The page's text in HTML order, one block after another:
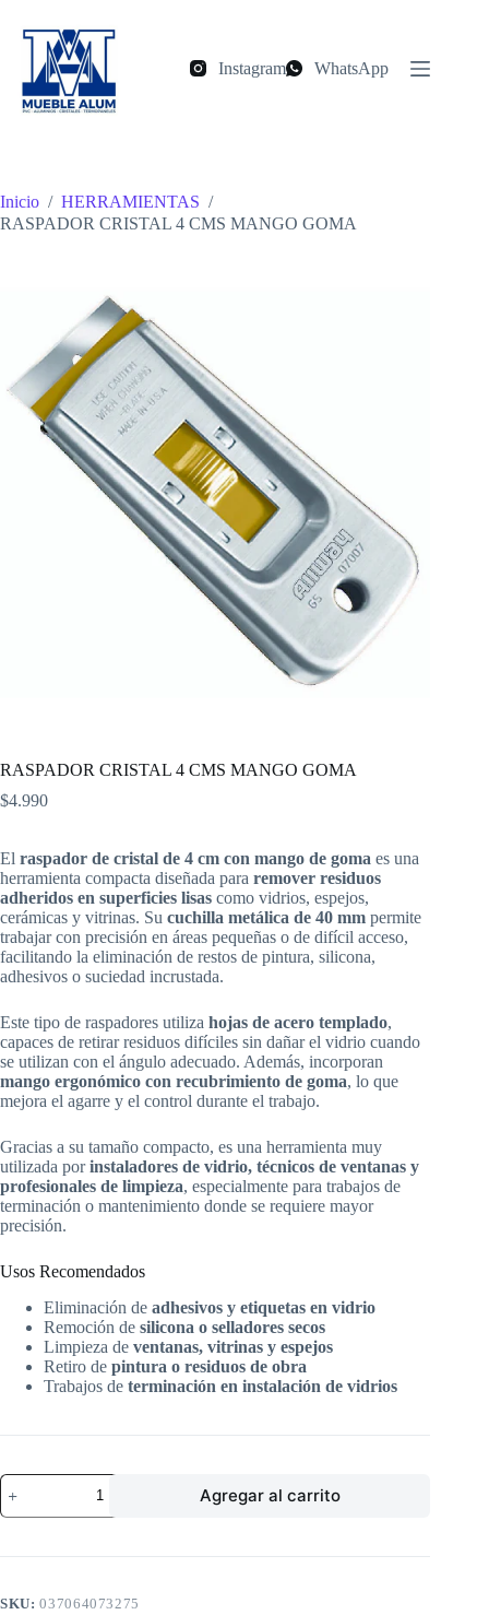
contenido
Instagram
WhatsApp
Inicio / HERRAMIENTAS /
RASPADOR CRISTAL 4 CMS MANGO GOMA
RASPADOR CRISTAL 4 CMS MANGO GOMA
$4.990
El raspador de cristal de 4 cm con mango de goma es una
herramienta compacta diseñada para remover residuos
adheridos en superficies lisas como vidrios, espejos,
cerámicas y vitrinas. Su cuchilla metálica de 40 mm permite
trabajar con precisión en áreas pequeñas o de difícil acceso,
facilitando la eliminación de restos de pintura, silicona,
adhesivos o suciedad incrustada.
Este tipo de raspadores utiliza hojas de acero templado,
capaces de retirar residuos difíciles sin dañar el vidrio cuando
se utilizan con el ángulo adecuado. Además, incorporan
mango ergonómico con recubrimiento de goma, lo que
mejora el agarre y el control durante el trabajo.
Gracias a su tamaño compacto, es una herramienta muy
utilizada porinstaladores de vidrio, técnicos de ventanas y
profesionales de limpieza, especialmente para trabajos de
terminación o mantenimiento donde se requiere mayor
precisión.
Usos Recomendados
Eliminación de adhesivos y etiquetas en vidrio
Remoción de silicona o selladores secos
Limpieza de ventanas, vitrinas y espejos
Retiro de pintura o residuos de obra
Trabajos de terminación en instalación de vidrios
RASPADOR
CRISTAL
4
MANGO
Agregar al carrito
SKU:037064073275